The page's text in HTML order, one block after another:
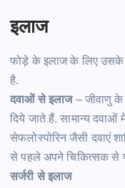
इलाज
फोड़े के इलाज के लिए उसके
है.
दवाओं से इलाज– जीवाणु के
दिये जाते हैं. सामान्य दवाओं
सेफलोस्पोरिनजैसी दवाएं
से पहले अपने चिकित्सक से
सर्जरी से इलाज